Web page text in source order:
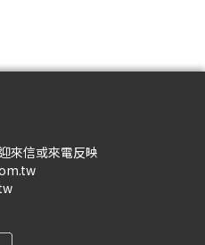
來信或來電反映